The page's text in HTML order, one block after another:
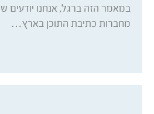
במאמר הזה ברגל, אנחנו יודעים
מחברות כתיבת התוכן בארץ…